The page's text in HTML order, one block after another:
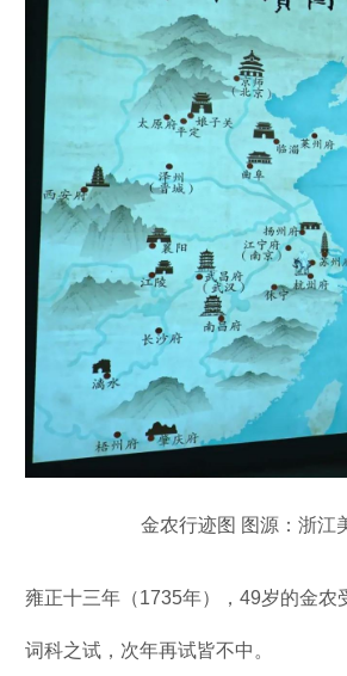
金农行迹图 图源：浙江
雍正十三年（1735年），49岁的金农
词科之试，次年再试皆不中。